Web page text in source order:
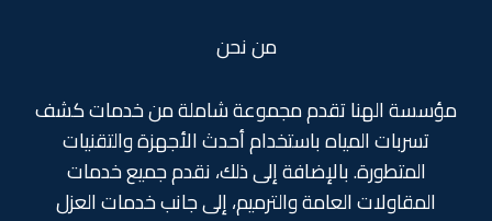
من نحن
مؤسسة الهنا تقدم مجموعة شاملة من خدمات كشف
تسربات المياه باستخدام أحدث الأجهزة والتقنيات
المتطورة. بالإضافة إلى ذلك، نقدم جميع خدمات
المقاولات العامة والترميم، إلى جانب خدمات العزل